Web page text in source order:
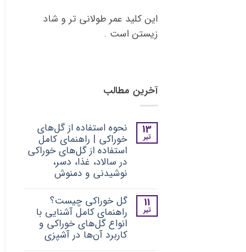
این کلید عمر طولانی تر و شاد
زیستن است .
آخرین مطالب
13
تیر
نحوه استفاده از گل‌های
خوراکی | راهنمای کامل
استفاده از گل‌های خوراکی
در سالاد، غذا، دسر،
نوشیدنی و دمنوش
برای
نحوه
استفاده
از
گل‌های
خوراکی
ثبت
نشده 11
تیر
گل خوراکی چیست؟
راهنمای کامل آشنایی با
انواع گل‌های خوراکی و
کاربرد آن‌ها در آشپزی